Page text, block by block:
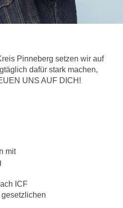
Pinneberg setzen wir auf
dafür stark machen,
UNS AUF DICH!
mit
ICF